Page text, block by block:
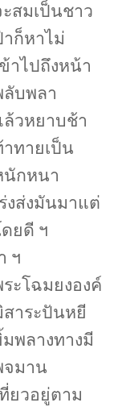
ะสมเป็นชาว
าก็หาไม่
าไปถึงหน้า
บพลา
ล้วหยาบช้า
ทายเป็น
นักหนา
งส่งมันมาแต่
ยดี ฯ
ฯ
ะโฉมยงองค์
สาระปันหยี
มพลางทางมี
จมาน
ที่ยวอยู่ตาม